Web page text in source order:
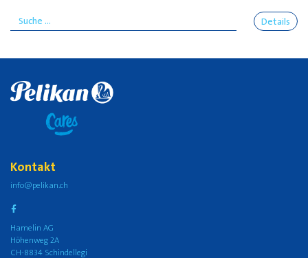
Details
Kontakt
info@pelikan.ch
Hamelin AG
Höhenweg 2A
CH-8834 Schindellegi